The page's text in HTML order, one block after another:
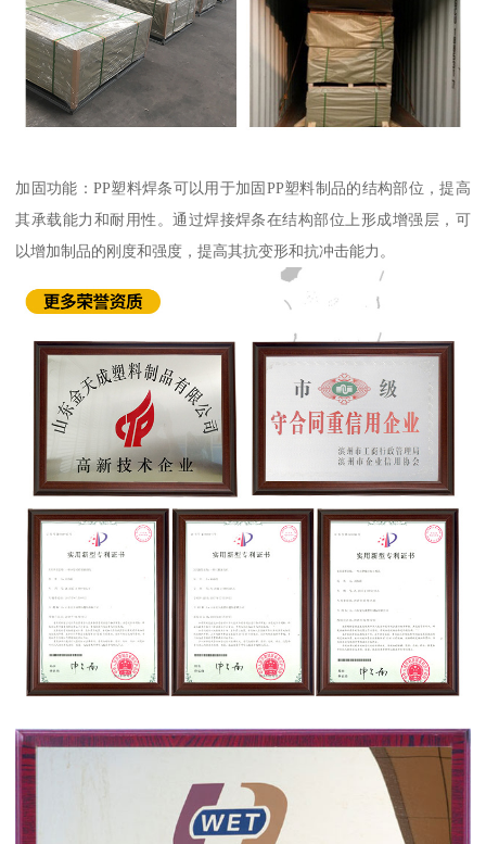
加固功能：PP塑料焊条可以用于加固PP塑料制品的结构部位，提高
其承载能力和耐用性。通过焊接焊条在结构部位上形成增强层，可
以增加制品的刚度和强度，提高其抗变形和抗冲击能力。